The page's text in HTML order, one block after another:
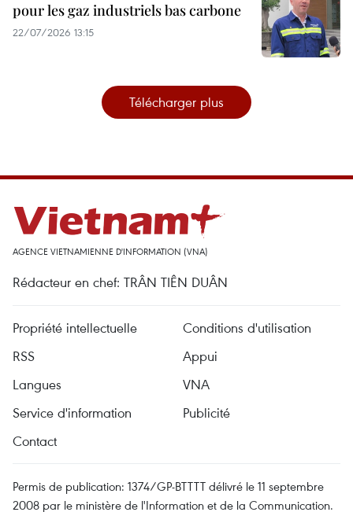
pour les gaz industriels bas carbone
22/07/2026 13:15
Télécharger plus
AGENCE VIETNAMIENNE D'INFORMATION (VNA)
Rédacteur en chef: TRÂN TIÊN DUÂN
Propriété intellectuelle
Conditions d'utilisation
RSS
Appui
Langues
VNA
Service d'information
Publicité
Contact
Permis de publication: 1374/GP-BTTTT délivré le 11 septembre
2008 par le ministère de l'Information et de la Communication.